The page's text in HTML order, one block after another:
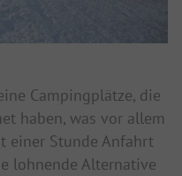
Campingplätze, die
haben, was vor allem
einer Stunde Anfahrt
lohnende Alternative